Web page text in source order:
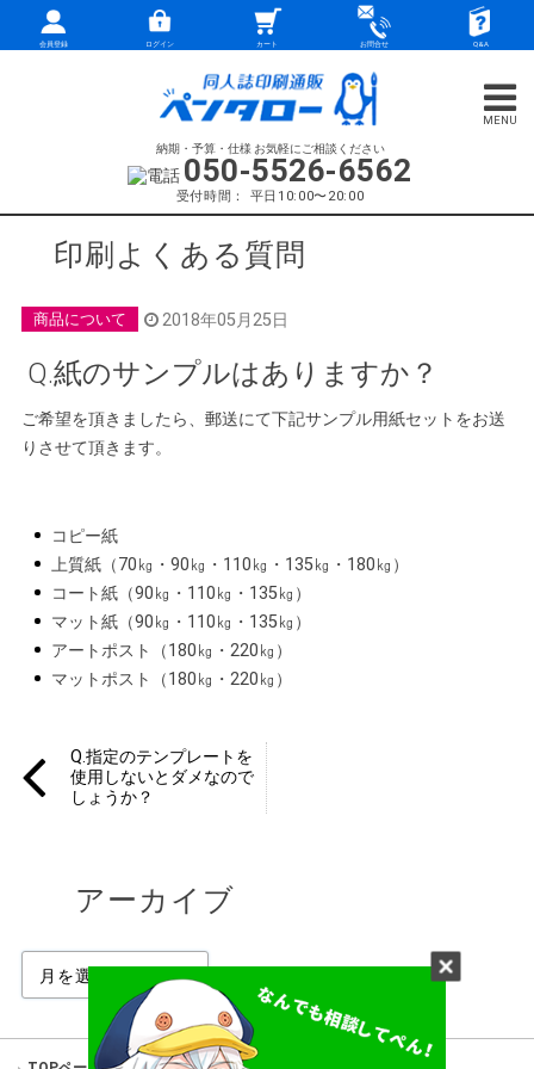
会員登録 ログイン カート お問合せ Q&A
納期・予算・仕様 お気軽にご相談ください
050-5526-6562
受付時間： 平日10:00〜20:00
印刷よくある質問
商品について 2018年05月25日
Q.紙のサンプルはありますか？
ご希望を頂きましたら、郵送にて下記サンプル用紙セットをお送
りさせて頂きます。
コピー紙
上質紙（70㎏・90㎏・110㎏・135㎏・180㎏）
コート紙（90㎏・110㎏・135㎏）
マット紙（90㎏・110㎏・135㎏）
アートポスト（180㎏・220㎏）
マットポスト（180㎏・220㎏）
Q.指定のテンプレートを
使用しないとダメなので
しょうか？
アーカイブ